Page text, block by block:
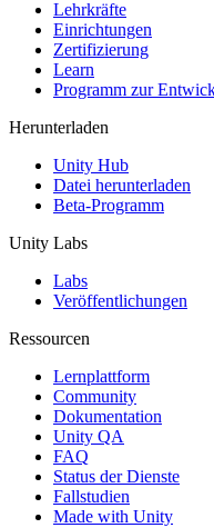
XR-Spiele
XR-Spiele
Multiplayer-Spiele
Vereinfachte Entwicklung
Lehrkräfte
Einrichtungen
Zertifizierung
Learn
Programm zur
Herunterladen
Unity Hub
Datei herunterladen
Beta-Programm
Unity Labs
Labs
Veröffentlichungen
Ressourcen
Lernplattform
Community
Dokumentation
Unity QA
FAQ
Status der Dienste
Fallstudien
Made with Unity